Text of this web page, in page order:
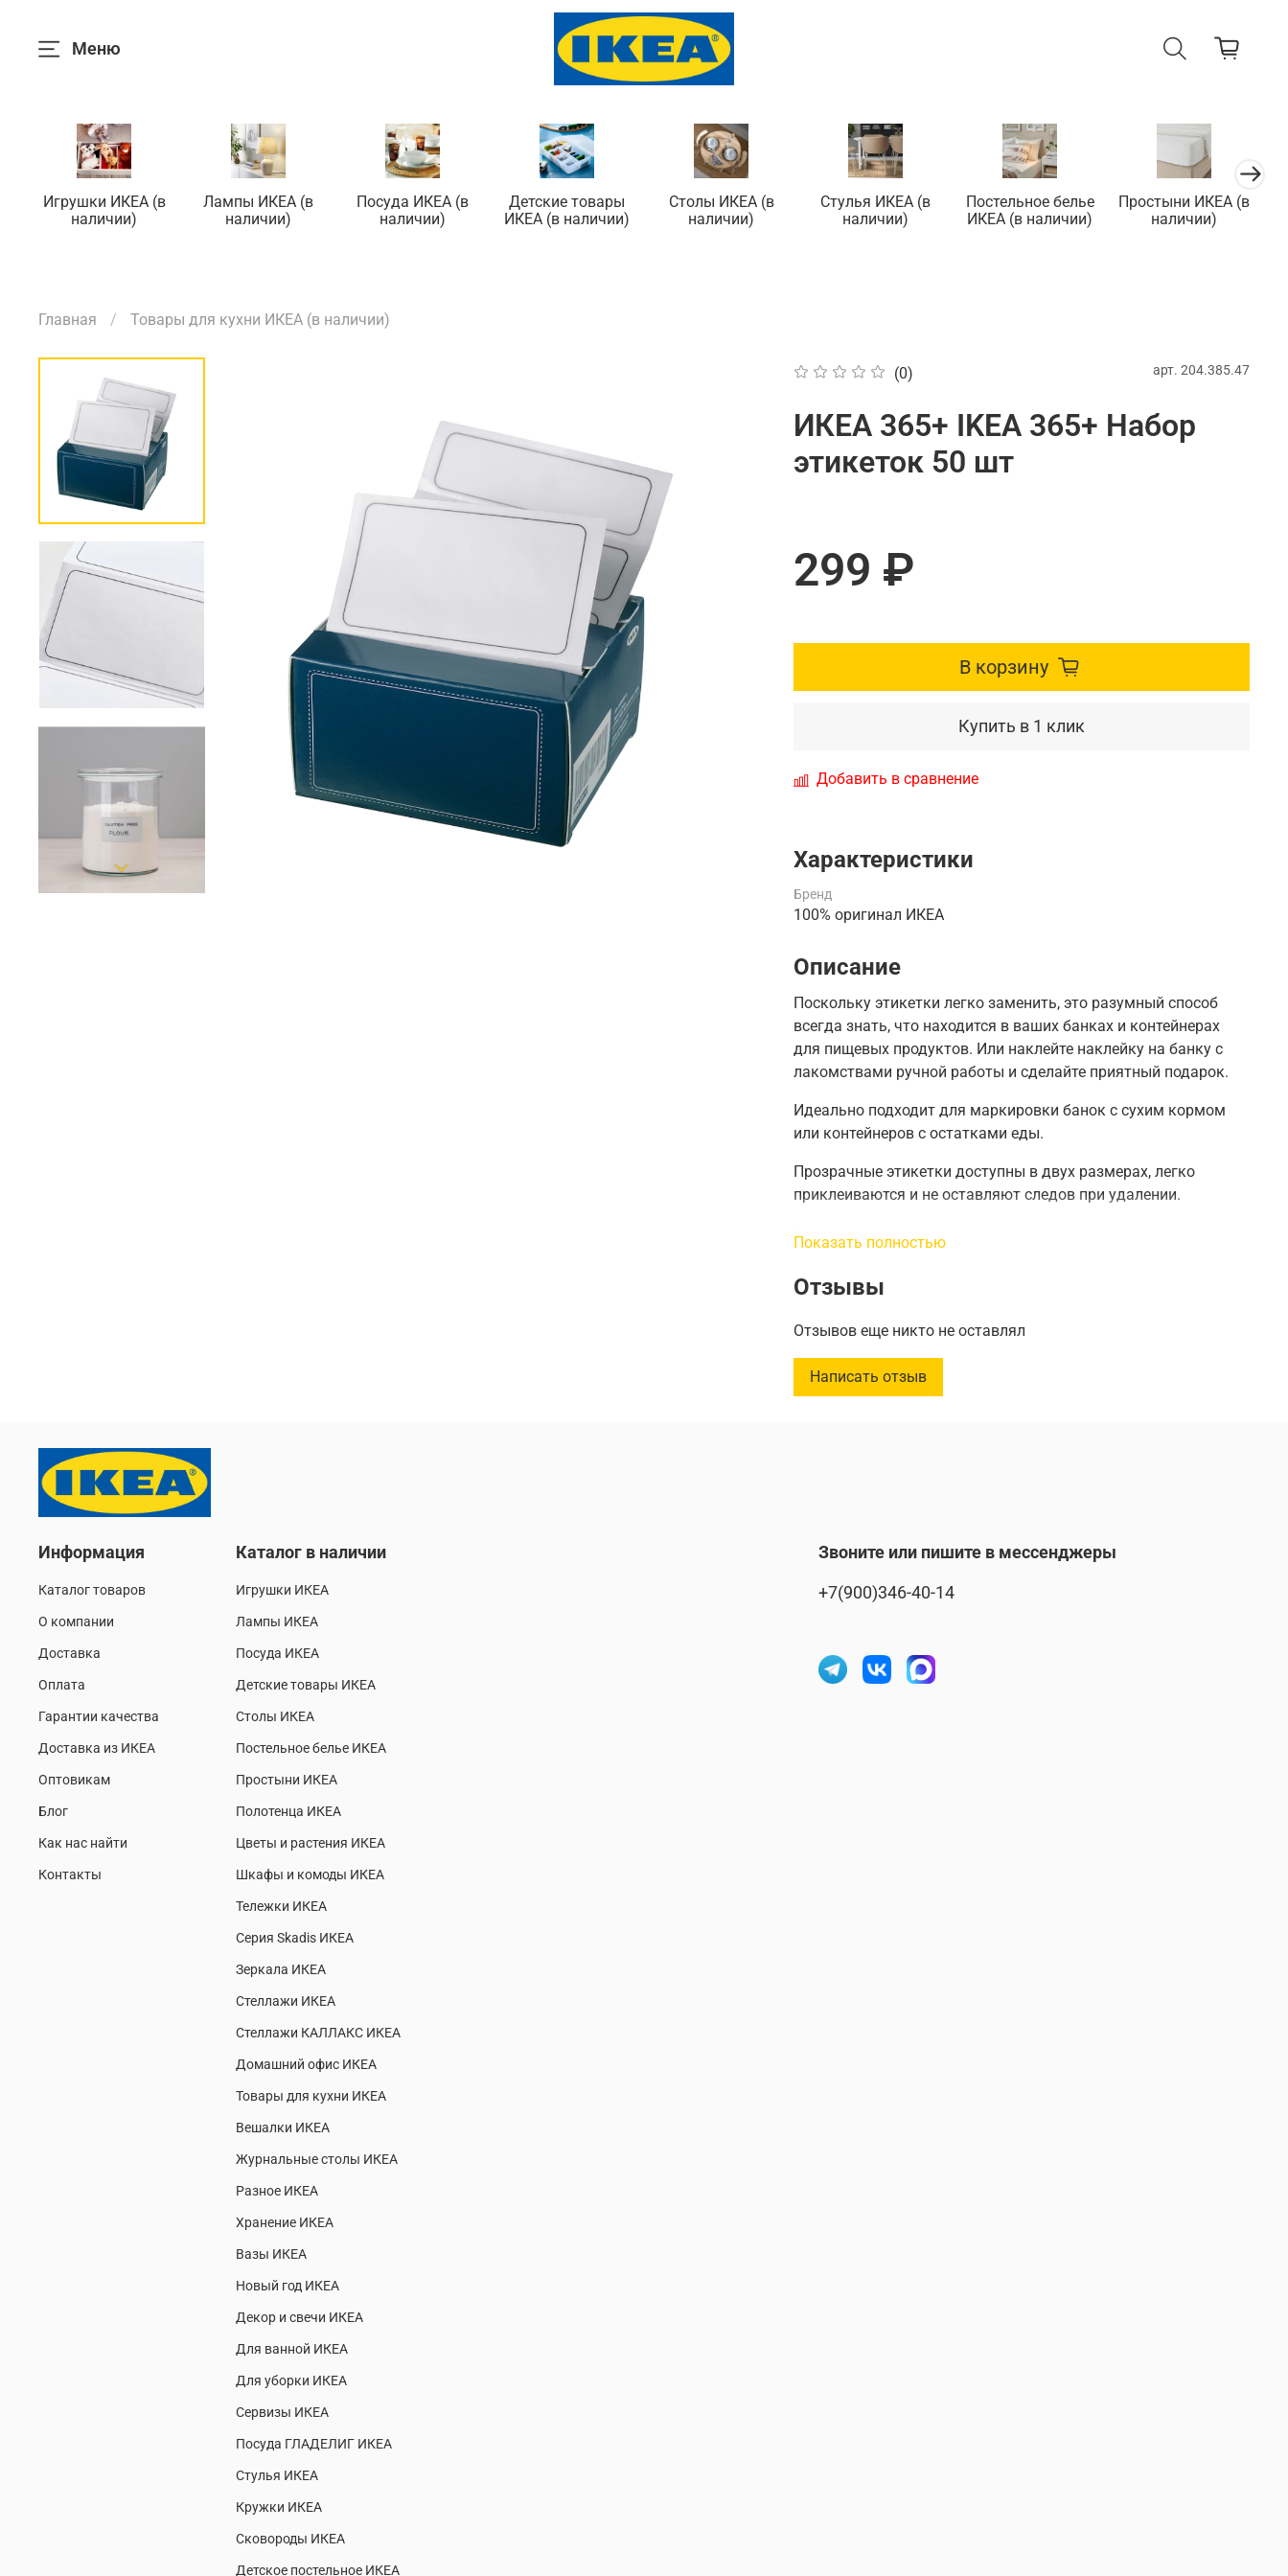
Меню
Игрушки ИКЕА (в
наличии)
Лампы ИКЕА (в
наличии)
Посуда ИКЕА (в
наличии)
Детские товары
ИКЕА (в наличии)
Столы ИКЕА (в
наличии)
Стулья ИКЕА (в
наличии)
Постельное белье
ИКЕА (в наличии)
Простыни ИКЕА (в
наличии)
Главная Товары для кухни ИКЕА (в наличии)
(0) арт. 204.385.47
ИКЕА 365+ IKEA 365+ Набор
этикеток 50 шт
299 ₽
В корзину
Купить в 1 клик
Добавить в сравнение
Характеристики
Бренд
100% оригинал ИКЕА
Описание
Поскольку этикетки легко заменить, это разумный способ
всегда знать, что находится в ваших банках и контейнерах
для пищевых продуктов. Или наклейте наклейку на банку с
лакомствами ручной работы и сделайте приятный подарок.
Идеально подходит для маркировки банок с сухим кормом
или контейнеров с остатками еды.
Прозрачные этикетки доступны в двух размерах, легко
приклеиваются и не оставляют следов при удалении.
Если вы используете обычный маркер, вы можете стереть
Количество в упаковке :
Показать полностью
Отзывы
Отзывов еще никто не оставлял
Написать отзыв
Информация
Каталог товаров
О компании
Доставка
Оплата
Гарантии качества
Доставка из ИКЕА
Оптовикам
Блог
Как нас найти
Контакты
Каталог в наличии
Игрушки ИКЕА
Лампы ИКЕА
Посуда ИКЕА
Детские товары ИКЕА
Столы ИКЕА
Постельное белье ИКЕА
Простыни ИКЕА
Полотенца ИКЕА
Цветы и растения ИКЕА
Шкафы и комоды ИКЕА
Тележки ИКЕА
Серия Skadis ИКЕА
Зеркала ИКЕА
Стеллажи ИКЕА
Стеллажи КАЛЛАКС ИКЕА
Домашний офис ИКЕА
Товары для кухни ИКЕА
Вешалки ИКЕА
Журнальные столы ИКЕА
Разное ИКЕА
Хранение ИКЕА
Вазы ИКЕА
Новый год ИКЕА
Декор и свечи ИКЕА
Для ванной ИКЕА
Для уборки ИКЕА
Сервизы ИКЕА
Посуда ГЛАДЕЛИГ ИКЕА
Стулья ИКЕА
Кружки ИКЕА
Сковороды ИКЕА
Детское постельное ИКЕА
Звоните или пишите в мессенджеры
+7(900)346-40-14